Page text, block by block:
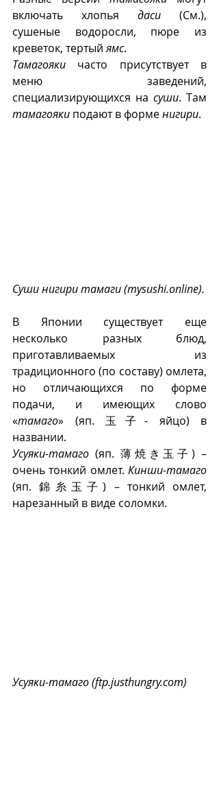
включать хлопья даси (См.),
сушеные водоросли, пюре из
креветок, тертый ямс.
Тамагояки часто присутствует в
меню заведений,
специализирующихся на суши
тамагояки подают в форме нигири.
Суши нигири тамаги (mysushi.online).
В Японии существует еще
несколько разных блюд,
приготавливаемых из
традиционного (по составу) омлета,
но отличающихся по форме
подачи, и имеющих слово
«тамаго» (яп. 玉子- яйцо) в
названии.
Усуяки-тамаго (яп. 薄焼き玉子) –
очень тонкий омлет. Кинши-тамаго
(яп. 錦糸玉子) – тонкий омлет,
нарезанный в виде соломки.
Усуяки-тамаго (ftp.justhungry.com)